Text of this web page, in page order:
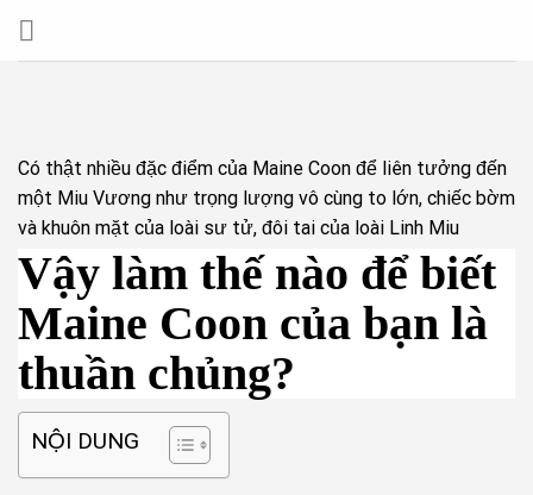
Có thật nhiều đặc điểm của Maine Coon để liên tưởng đến
một Miu Vương như trọng lượng vô cùng to lớn, chiếc bờm
và khuôn mặt của loài sư tử, đôi tai của loài Linh Miu
Vậy làm thế nào để biết
Maine Coon của bạn là
thuần chủng?
NỘI DUNG